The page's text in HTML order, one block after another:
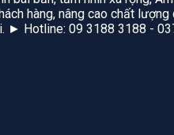
hàng, nâng cao chất
► Hotline: 09 3188 3188 -